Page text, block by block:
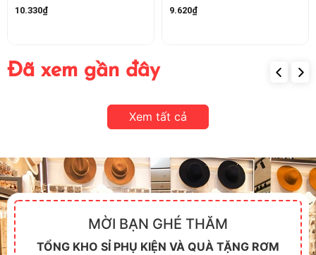
10.330₫
9.620₫
Đã xem gần đây
Xem tất cả
MỜI BẠN GHÉ THĂM
TỔNG KHO SỈ PHỤ KIỆN VÀ QUÀ TẶNG RƠM